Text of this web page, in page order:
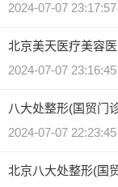
2024-07-07 23:17:57
北京美天医疗美容
2024-07-07 23:16:45
八大处整形(国贸门
2024-07-07 22:23:45
北京八大处整形(国